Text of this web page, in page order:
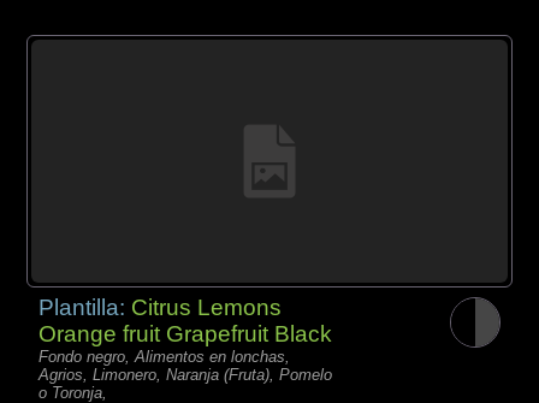
Plantilla: Citrus Lemons
Orange fruit Grapefruit Black
Fondo negro, Alimentos en lonchas,
Agrios, Limonero, Naranja (Fruta), Pomelo
o Toronja,